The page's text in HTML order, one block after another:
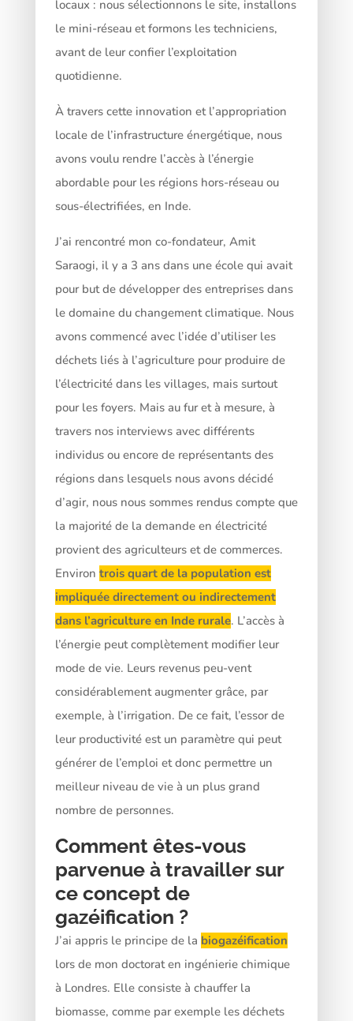
locaux : nous sélectionnons le site, installons
le mini-réseau et formons les techniciens,
avant de leur confier l’exploitation
quotidienne.
À travers cette innovation et l’appropriation
locale de l’infrastructure énergétique, nous
avons voulu rendre l’accès à l’énergie
abordable pour les régions hors-réseau ou
sous-électrifiées, en Inde.
J’ai rencontré mon co-fondateur, Amit
Saraogi, il y a 3 ans dans une école qui avait
pour but de développer des entreprises dans
le domaine du changement climatique. Nous
avons commencé avec l’idée d’utiliser les
déchets liés à l’agriculture pour produire de
l’électricité dans les villages, mais surtout
pour les foyers. Mais au fur et à mesure, à
travers nos interviews avec différents
individus ou encore de représentants des
régions dans lesquels nous avons décidé
d’agir, nous nous sommes rendus compte que
la majorité de la demande en électricité
provient des agriculteurs et de commerces.
Environ trois quart de la population est
impliquée directement ou indirectement
dans l’agriculture en Inde rurale. L’accès à
l’énergie peut complètement modifier leur
mode de vie. Leurs revenus peu-vent
considérablement augmenter grâce, par
exemple, à l’irrigation. De ce fait, l’essor de
leur productivité est un paramètre qui peut
générer de l’emploi et donc permettre un
meilleur niveau de vie à un plus grand
nombre de personnes.
Comment êtes-vous
parvenue à travailler sur
ce concept de
gazéification ?
J’ai appris le principe de la biogazéification
lors de mon doctorat en ingénierie chimique
à Londres. Elle consiste à chauffer la
biomasse, comme par exemple les déchets